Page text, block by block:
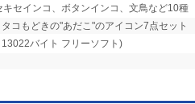
セインコ、ボタンインコ、文鳥など10種
コもどきの"あだこ"のアイコン7点セット
バイト フリーソフト)